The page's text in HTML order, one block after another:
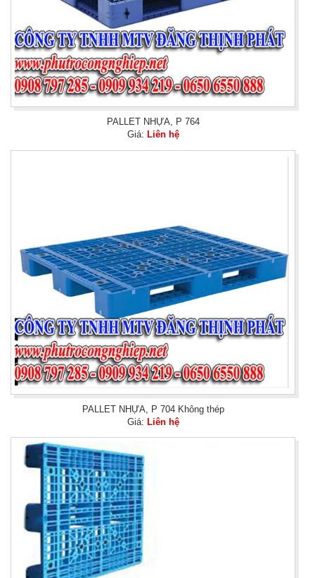
PALLET NHỰA, P 764
Giá: Liên hệ
PALLET NHỰA, P 704 Không thép
Giá: Liên hệ